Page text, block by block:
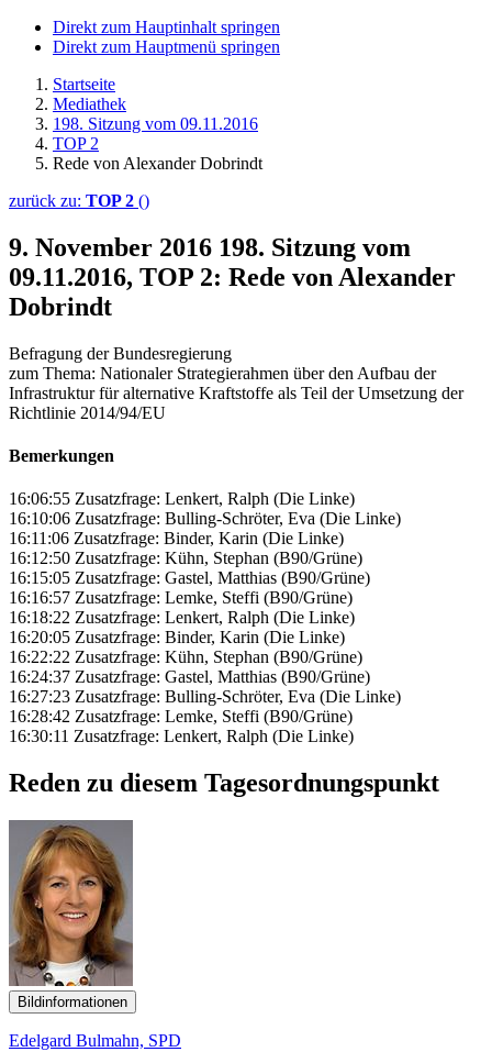
Direkt zum Hauptinhalt springen
Direkt zum Hauptmenü springen
Startseite
Mediathek
198. Sitzung vom 09.11.2016
TOP 2
Rede von Alexander Dobrindt
zurück zu: TOP 2 ()
9. November 2016 198. Sitzung vom
09.11.2016, TOP 2: Rede von Alexander
Dobrindt
Befragung der Bundesregierung
zum Thema: Nationaler Strategierahmen über den Aufbau der
Infrastruktur für alternative Kraftstoffe als Teil der Umsetzung der
Richtlinie 2014/94/EU
Bemerkungen
16:06:55 Zusatzfrage: Lenkert, Ralph (Die Linke)
16:10:06 Zusatzfrage: Bulling-Schröter, Eva (Die Linke)
16:11:06 Zusatzfrage: Binder, Karin (Die Linke)
16:12:50 Zusatzfrage: Kühn, Stephan (B90/Grüne)
16:15:05 Zusatzfrage: Gastel, Matthias (B90/Grüne)
16:16:57 Zusatzfrage: Lemke, Steffi (B90/Grüne)
16:18:22 Zusatzfrage: Lenkert, Ralph (Die Linke)
16:20:05 Zusatzfrage: Binder, Karin (Die Linke)
16:22:22 Zusatzfrage: Kühn, Stephan (B90/Grüne)
16:24:37 Zusatzfrage: Gastel, Matthias (B90/Grüne)
16:27:23 Zusatzfrage: Bulling-Schröter, Eva (Die Linke)
16:28:42 Zusatzfrage: Lemke, Steffi (B90/Grüne)
16:30:11 Zusatzfrage: Lenkert, Ralph (Die Linke)
Reden zu diesem Tagesordnungspunkt
Bildinformationen
Edelgard Bulmahn, SPD